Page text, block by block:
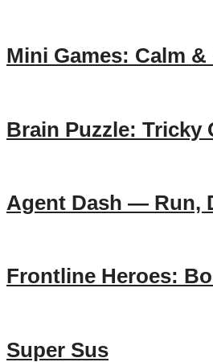
Mini Games: Calm &
Brain Puzzle: Tricky
Agent Dash — Run,
Frontline Heroes:
Super Sus